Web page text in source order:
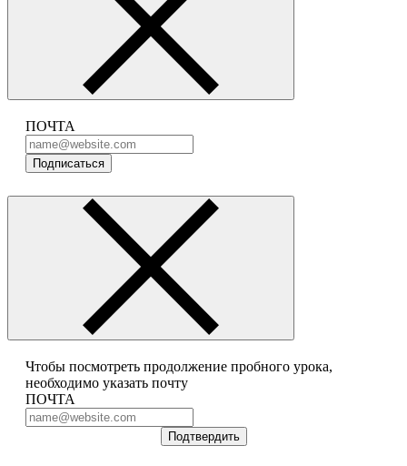
ПОЧТА
Подписаться
Чтобы посмотреть продолжение пробного урока,
необходимо указать почту
ПОЧТА
Подтвердить